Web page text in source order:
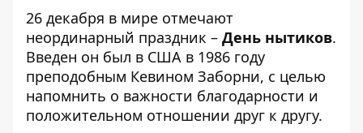
26 декабря в мире отмечают
неординарный праздник – День нытиков.
Введен он был в США в 1986 году
преподобным Кевином Заборни, с целью
напомнить о важности благодарности и
положительном отношении друг к другу.